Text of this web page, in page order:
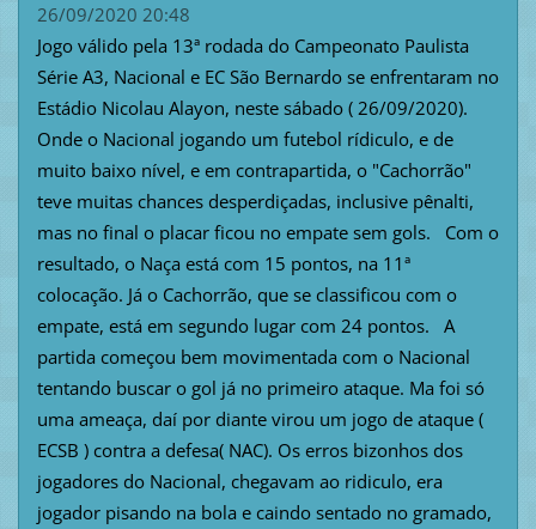
26/09/2020 20:48
Jogo válido pela 13ª rodada do Campeonato Paulista
Série A3, Nacional e EC São Bernardo se enfrentaram no
Estádio Nicolau Alayon, neste sábado ( 26/09/2020).
Onde o Nacional jogando um futebol rídiculo, e de
muito baixo nível, e em contrapartida, o "Cachorrão"
teve muitas chances desperdiçadas, inclusive pênalti,
mas no final o placar ficou no empate sem gols. Com o
resultado, o Naça está com 15 pontos, na 11ª
colocação. Já o Cachorrão, que se classificou com o
empate, está em segundo lugar com 24 pontos. A
partida começou bem movimentada com o Nacional
tentando buscar o gol já no primeiro ataque. Ma foi só
uma ameaça, daí por diante virou um jogo de ataque (
ECSB ) contra a defesa( NAC). Os erros bizonhos dos
jogadores do Nacional, chegavam ao ridiculo, era
jogador pisando na bola e caindo sentado no gramado,